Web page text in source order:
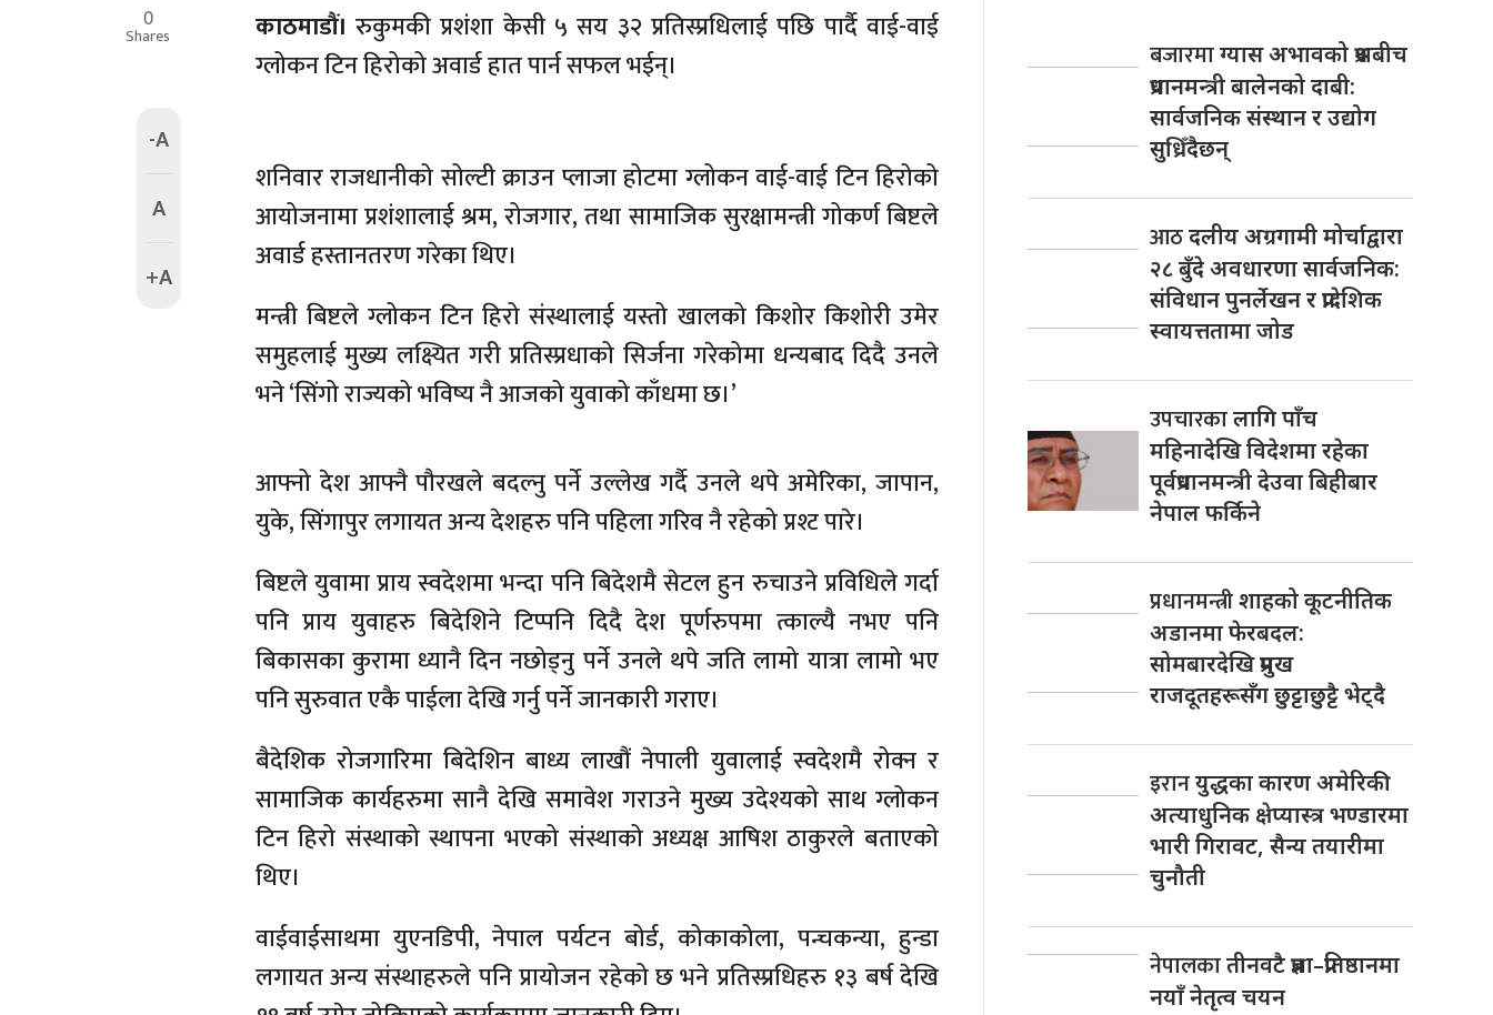
0
Shares
-A
A
+A
काठमाडौं। रुकुमकी प्रशंशा केसी ५ सय ३२ प्रतिस्प्रधिलाई पछि पार्दै वाई-वाई
ग्लोकन टिन हिरोको अवार्ड हात पार्न सफल भईन्।
शनिवार राजधानीको सोल्टी क्राउन प्लाजा होटमा ग्लोकन वाई-वाई टिन हिरोको
आयोजनामा प्रशंशालाई श्रम, रोजगार, तथा सामाजिक सुरक्षामन्त्री गोकर्ण बिष्टले
अवार्ड हस्तानतरण गरेका थिए।
मन्त्री बिष्टले ग्लोकन टिन हिरो संस्थालाई यस्तो खालको किशोर किशोरी उमेर
समुहलाई मुख्य लक्ष्यित गरी प्रतिस्प्रधाको सिर्जना गरेकोमा धन्यबाद दिदै उनले
भने ‘सिंगो राज्यको भविष्य नै आजको युवाको काँधमा छ।’
आफ्नो देश आफ्नै पौरखले बदल्नु पर्ने उल्लेख गर्दै उनले थपे अमेरिका, जापान,
युके, सिंगापुर लगायत अन्य देशहरु पनि पहिला गरिव नै रहेको प्रश्ट पारे।
बिष्टले युवामा प्राय स्वदेशमा भन्दा पनि बिदेशमै सेटल हुन रुचाउने प्रविधिले गर्दा
पनि प्राय युवाहरु बिदेशिने टिप्पनि दिदै देश पूर्णरुपमा त्काल्यै नभए पनि
बिकासका कुरामा ध्यानै दिन नछोड्नु पर्ने उनले थपे जति लामो यात्रा लामो भए
पनि सुरुवात एकै पाईला देखि गर्नु पर्ने जानकारी गराए।
बैदेशिक रोजगारिमा बिदेशिन बाध्य लाखौं नेपाली युवालाई स्वदेशमै रोक्न र
सामाजिक कार्यहरुमा सानै देखि समावेश गराउने मुख्य उदेश्यको साथ ग्लोकन
टिन हिरो संस्थाको स्थापना भएको संस्थाको अध्यक्ष आषिश ठाकुरले बताएको
थिए।
वाईवाईसाथमा युएनडिपी, नेपाल पर्यटन बोर्ड, कोकाकोला, पन्चकन्या, हुन्डा
लगायत अन्य संस्थाहरुले पनि प्रायोजन रहेको छ भने प्रतिस्प्रधिहरु १३ बर्ष देखि
बजारमाग्यास अभावको प्रश्नबीच
प्रधानमन्त्री बालेनको दाबी:
सार्वजनिक संस्थान र उद्योग
सुध्रिँदैछन्
आठदलीय अग्रगामी मोर्चाद्वारा
२८ बुँदे अवधारणा सार्वजनिक:
संविधान पुनर्लेखन र प्रादेशिक
स्वायत्ततामा जोड
उपचारकालागि पाँच
महिनादेखि विदेशमा रहेका
पूर्वप्रधानमन्त्री देउवा बिहीबार
नेपाल फर्किने
प्रधानमन्त्रीशाहको कूटनीतिक
अडानमा फेरबदल:
सोमबारदेखि प्रमुख
राजदूतहरूसँग छुट्टाछुट्टै भेट्दै
इरानयुद्धका कारण अमेरिकी
अत्याधुनिक क्षेप्यास्त्र भण्डारमा
भारी गिरावट, सैन्य तयारीमा
चुनौती
नेपालकातीनवटै प्रज्ञा–प्रतिष्ठानमा
नयाँ नेतृत्व चयन